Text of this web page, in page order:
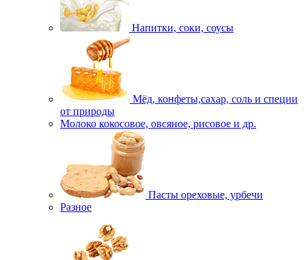
Напитки, соки, соусы
Мёд, конфеты,сахар, соль и специи
от природы
Молоко кокосовое, овсяное, рисовое и др.
Пасты ореховые, урбечи
Разное